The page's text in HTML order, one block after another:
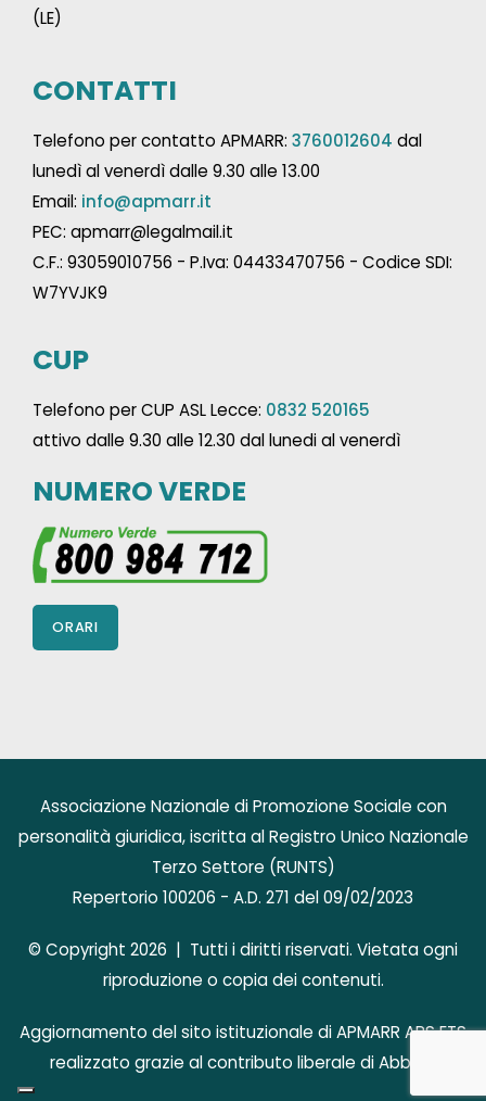
(LE)
CONTATTI
Telefono per contatto APMARR: 3760012604 dal
lunedì al venerdì dalle 9.30 alle 13.00
Email: info@apmarr.it
PEC: apmarr@legalmail.it
C.F.: 93059010756 - P.Iva: 04433470756 - Codice SDI:
W7YVJK9
CUP
Telefono per CUP ASL Lecce: 0832 520165
attivo dalle 9.30 alle 12.30 dal lunedi al venerdì
NUMERO VERDE
ORARI
Associazione Nazionale di Promozione Sociale con
personalità giuridica, iscritta al Registro Unico Nazionale
Terzo Settore (RUNTS)
Repertorio 100206 - A.D. 271 del 09/02/2023
© Copyright 2026 | Tutti i diritti riservati. Vietata ogni
riproduzione o copia dei contenuti.
Aggiornamento del sito istituzionale di APMARR APS ETS
realizzato grazie al contributo liberale di AbbVie